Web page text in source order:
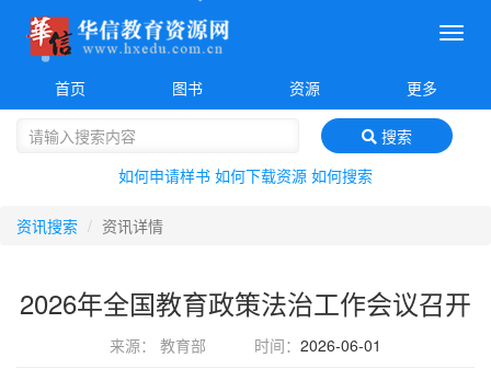
菜
首页
图书 资源 更多
搜索
如何申请样书 如何下载资源 如何搜索
资讯搜索 资讯详情
2026年全国教育政策法治工作会议召开
来源： 教育部 时间： 2026-06-01